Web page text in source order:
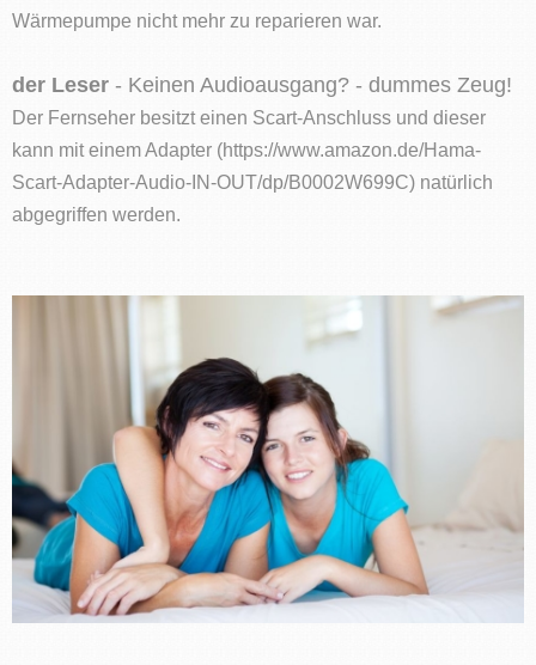
Wärmepumpe nicht mehr zu reparieren war.
der Leser - Keinen Audioausgang? - dummes Zeug!
Der Fernseher besitzt einen Scart-Anschluss und dieser
kann mit einem Adapter (https://www.amazon.de/Hama-
Scart-Adapter-Audio-IN-OUT/dp/B0002W699C) natürlich
abgegriffen werden.